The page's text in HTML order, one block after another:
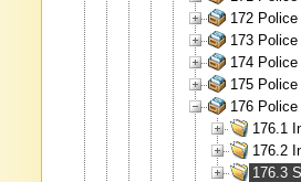
172
173
174
175
176
176.1
176.2
176.3